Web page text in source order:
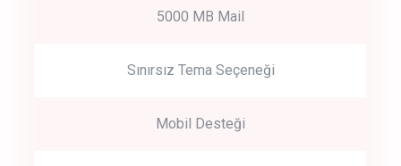
5000 MB Mail
Sınırsız Tema Seçeneği
Mobil Desteği